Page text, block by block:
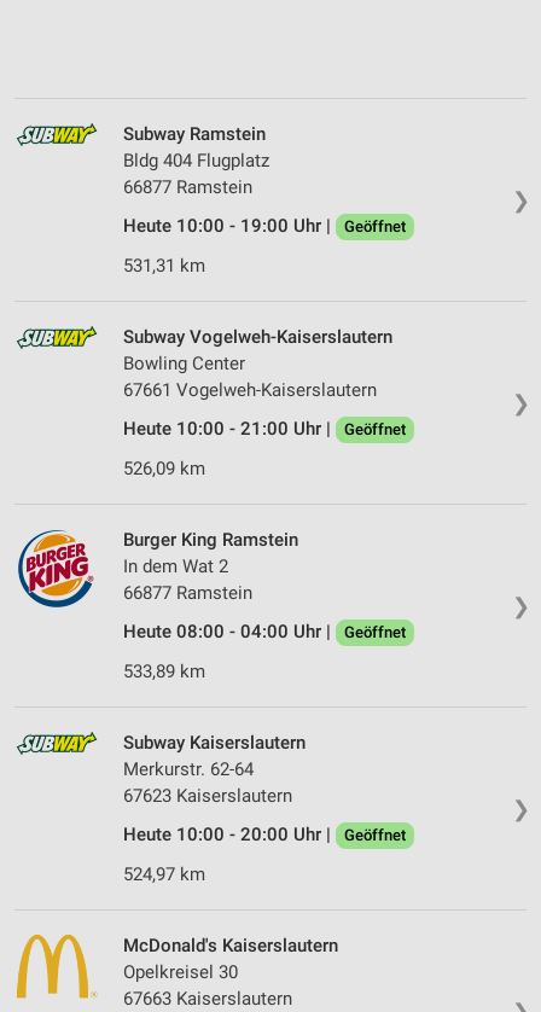
❯
Subway Ramstein
Bldg 404 Flugplatz
66877 Ramstein
Heute 10:00 - 19:00 Uhr |
Geöffnet
531,31 km
❯
Subway Vogelweh-Kaiserslautern
Bowling Center
67661 Vogelweh-Kaiserslautern
Heute 10:00 - 21:00 Uhr |
Geöffnet
526,09 km
❯
Burger King Ramstein
In dem Wat 2
66877 Ramstein
Heute 08:00 - 04:00 Uhr |
Geöffnet
533,89 km
❯
Subway Kaiserslautern
Merkurstr. 62-64
67623 Kaiserslautern
Heute 10:00 - 20:00 Uhr |
Geöffnet
524,97 km
McDonald's Kaiserslautern
Opelkreisel 30
67663 Kaiserslautern